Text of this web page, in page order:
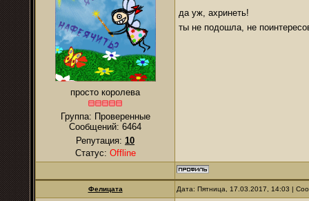
просто королева
Группа: Проверенные
Сообщений: 6464
Репутация: 10
Статус: Offline
да уж, ахринеть!
ты не подошла, не
Фелицата Дата: Пятница, 17.03.2017, 14:03 |